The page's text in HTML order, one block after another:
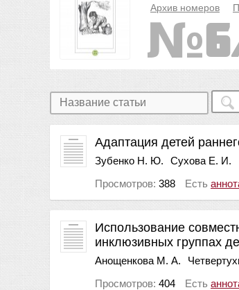
Архив номеров
Адаптация детей
Зубенко Н. Ю.
Сухова Е. И.
Просмотров: 388 Есть
Использование
инклюзивных группах
Анощенкова М. А.
Просмотров: 404 Есть